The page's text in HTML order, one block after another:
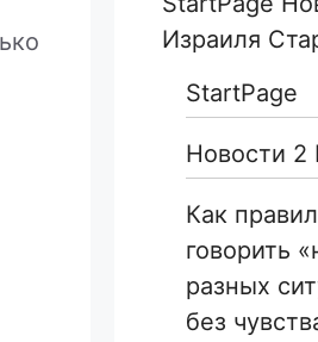
Израиля
StartPage
Новости 2
Как
говорить
разных
без